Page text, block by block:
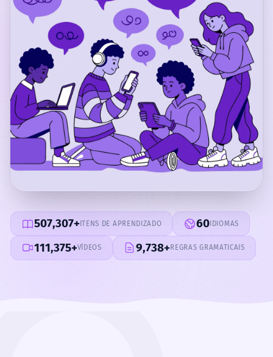
507,307+ITENS DE APRENDIZADO 60IDIOMAS
111,375+VÍDEOS 9,738+REGRAS GRAMATICAIS